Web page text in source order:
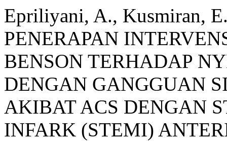
Epriliyani, A., Kusmiran,
PENERAPAN
BENSON TERHADAP
DENGAN GANGGUAN
AKIBAT ACS DENGAN
INFARK (STEMI)